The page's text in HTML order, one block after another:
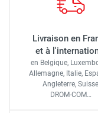
Livraison en
et à
en Belgique,
Allemagne, Italie,
Angleterre,
DROM-COM…